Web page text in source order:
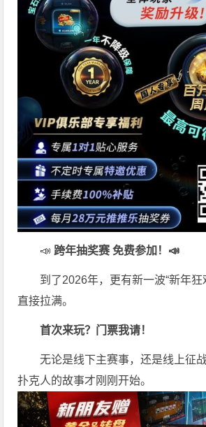
📣 跨年抽奖赛 免费参加 ！📣
到了2026年，更有新一波“新年狂
直接拉满。
首次来玩？门票我请！
无论是线下主赛事，还是线上征
扑克人的故事才刚刚开始。